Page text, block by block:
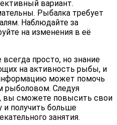
вариант.
Рыбалка требует
Наблюдайте за
на изменения в её
просто, но знание
на активность рыбы, и
может помочь
рыболовом. Следуя
вы сможете повысить свои
получить больше
занятия.